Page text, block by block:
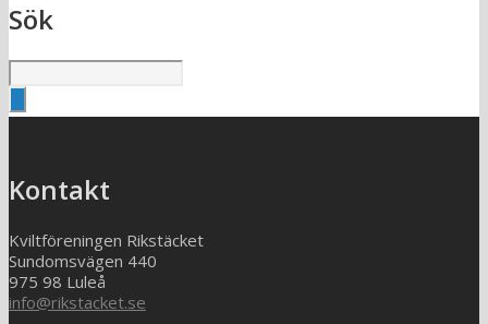
Sök
Kontakt
Kviltföreningen Rikstäcket
Sundomsvägen 440
975 98 Luleå
info@rikstacket.se